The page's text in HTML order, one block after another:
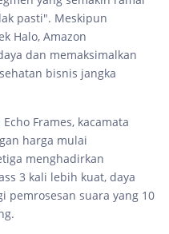
pasti". Meskipun
Halo, Amazon
dan memaksimalkan
bisnis jangka
Frames, kacamata
harga mulai
menghadirkan
3 kali lebih kuat, daya
pemrosesan suara yang 10